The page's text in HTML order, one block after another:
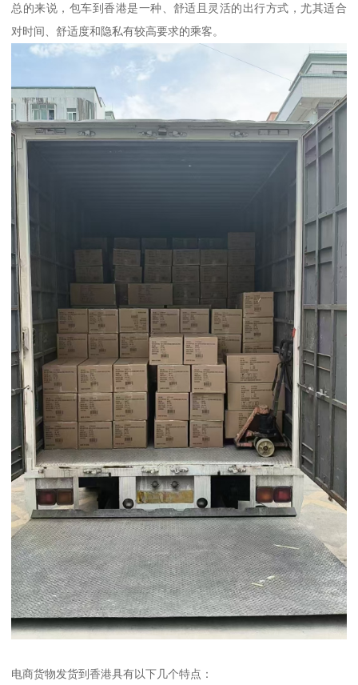
总的来说，包车到香港是一种、舒适且灵活的出行方式，尤其适合
对时间、舒适度和隐私有较高要求的乘客。
电商货物发货到香港具有以下几个特点：